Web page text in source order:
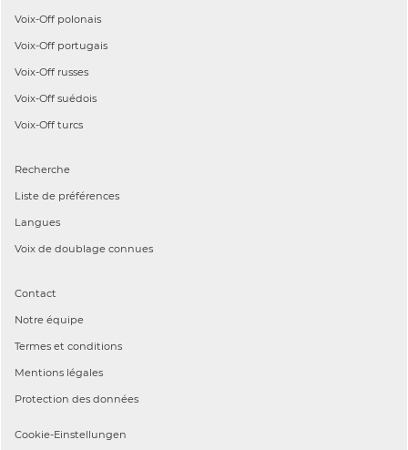
Voix-Off polonais
Voix-Off portugais
Voix-Off russes
Voix-Off suédois
Voix-Off turcs
Recherche
Liste de préférences
Langues
Voix de doublage connues
Contact
Notre équipe
Termes et conditions
Mentions légales
Protection des données
Cookie-Einstellungen